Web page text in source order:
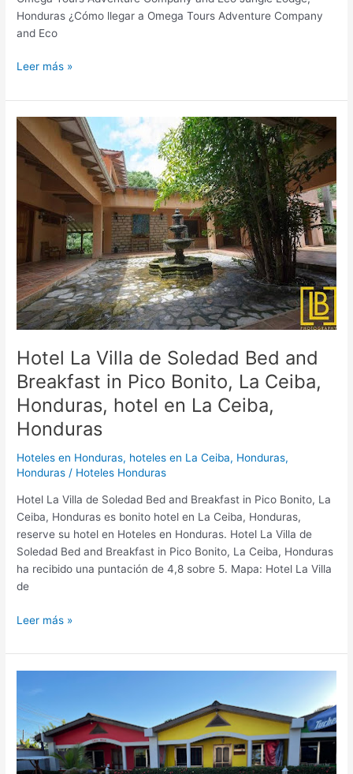
Honduras ¿Cómo llegar a Omega Tours Adventure Company
and Eco
Leer más »
Hotel La Villa de Soledad Bed and
Breakfast in Pico Bonito, La Ceiba,
Honduras, hotel en La Ceiba,
Honduras
Hoteles en Honduras, hoteles en La Ceiba, Honduras,
Honduras / Hoteles Honduras
Hotel La Villa de Soledad Bed and Breakfast in Pico Bonito, La
Ceiba, Honduras es bonito hotel en La Ceiba, Honduras,
reserve su hotel en Hoteles en Honduras. Hotel La Villa de
Soledad Bed and Breakfast in Pico Bonito, La Ceiba, Honduras
ha recibido una puntación de 4,8 sobre 5. Mapa: Hotel La Villa
de
Hotel
La
Villa
Soledad
Bed
and
Breakfast
in
Pico
Bonito,
La
Ceiba,
Honduras,
hotel
en
La
Ceiba,
Honduras
Leer más »
Village,
hotel
en
La